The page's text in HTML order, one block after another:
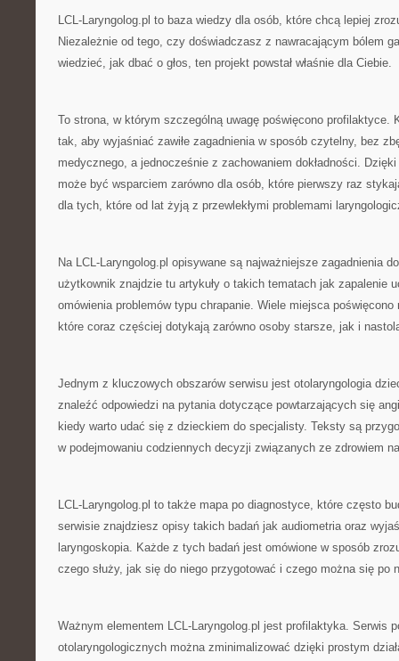
LCL-Laryngolog.pl to baza wiedzy dla osób, które chcą lepiej
Niezależnie od tego, czy doświadczasz z nawracającym bólem
wiedzieć, jak dbać o głos, ten projekt powstał właśnie dla Ciebie.
To strona, w którym szczególną uwagę poświęcono profilaktyce.
tak, aby wyjaśniać zawiłe zagadnienia w sposób czytelny, bez
medycznego, a jednocześnie z zachowaniem dokładności.
może być wsparciem zarówno dla osób, które pierwszy raz
dla tych, które od lat żyją z przewlekłymi problemami
Na LCL-Laryngolog.pl opisywane są najważniejsze zagadnienia
użytkownik znajdzie tu artykuły o takich tematach jak zapalenie
omówienia problemów typu chrapanie. Wiele miejsca poświęcono
które coraz częściej dotykają zarówno osoby starsze, jak i
Jednym z kluczowych obszarów serwisu jest otolaryngologia
znaleźć odpowiedzi na pytania dotyczące powtarzających się
kiedy warto udać się z dzieckiem do specjalisty. Teksty są
w podejmowaniu codziennych decyzji związanych ze zdrowiem
LCL-Laryngolog.pl to także mapa po diagnostyce, które często
serwisie znajdziesz opisy takich badań jak audiometria oraz
laryngoskopia. Każde z tych badań jest omówione w sposób
czego służy, jak się do niego przygotować i czego można się po
Ważnym elementem LCL-Laryngolog.pl jest profilaktyka. Serwis
otolaryngologicznych można zminimalizować dzięki prostym